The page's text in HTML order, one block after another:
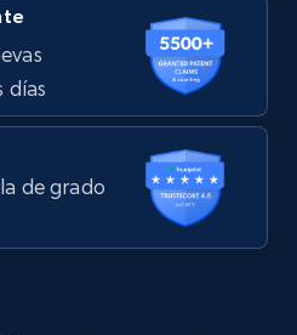
días
de grado